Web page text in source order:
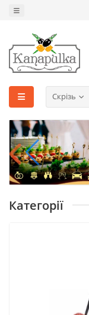
Скрізь
Категорії